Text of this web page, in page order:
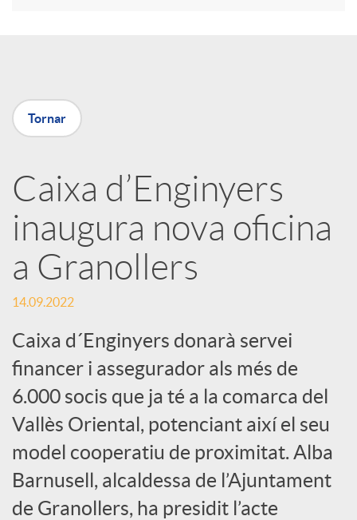
X
a
r
x
e
s
S
o
Tornar
Caixa d’Enginyers
inaugura nova oficina
a Granollers
14.09.2022
Caixa d´Enginyers donarà servei
financer i assegurador als més de
6.000 socis que ja té a la comarca del
Vallès Oriental, potenciant així el seu
model cooperatiu de proximitat. Alba
Barnusell, alcaldessa de l’Ajuntament
de Granollers, ha presidit l’acte